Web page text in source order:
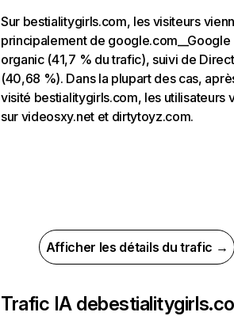
Sur bestialitygirls.com, les visiteurs
principalement de google.com__Google
organic (41,7 % du trafic), suivi de Direct
(40,68 %). Dans la plupart des cas,
visité bestialitygirls.com, les utilisateurs
sur videosxy.net et dirtytoyz.com.
Afficher les détails du trafic →
Trafic IA de